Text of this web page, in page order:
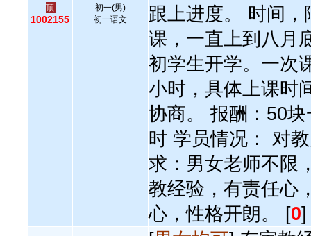
顶
1002155
初一(男)
初一语文
跟上进度。 时间，
课，一直上到八月
初学生开学。一次
小时，具体上课时
协商。 报酬：50块
时 学员情况： 对
求：男女老师不限
教经验，有责任心
心，性格开朗。 [0]